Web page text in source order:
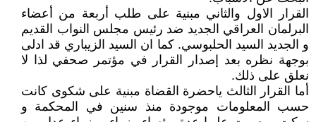
القرار الاول والثاني مبنية على طلب أربعة من أعضاء
البرلمان العراقي الجديد ضد رئيس مجلس النواب القديم
و الجديد السيد الحلبوسي. كما ان السيد الزيباري قد ادلى
بوجهة نظره بعد إصدار القرار في مؤتمر صحفي لذا لا
نعلق على ذلك.
أما القرار الثالث ياحضرة القضاة مبنية على شكوى كانت
حسب المعلومات موجودة منذ سنين في المحكمة و